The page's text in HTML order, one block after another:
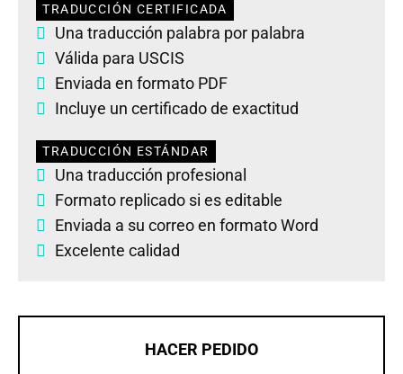
TRADUCCIÓN CERTIFICADA
Una traducción palabra por palabra
Válida para USCIS
Enviada en formato PDF
Incluye un certificado de exactitud
TRADUCCIÓN ESTÁNDAR
Una traducción profesional
Formato replicado si es editable
Enviada a su correo en formato Word
Excelente calidad
HACER PEDIDO